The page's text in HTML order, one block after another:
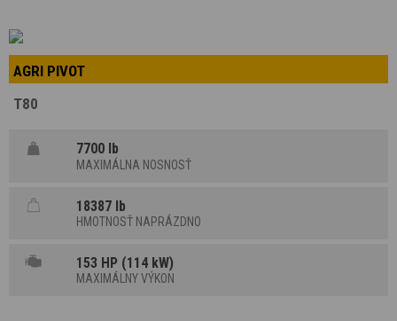
AGRI PIVOT
T80
7700 lb
MAXIMÁLNA NOSNOSŤ
18387 lb
HMOTNOSŤ NAPRÁZDNO
153 HP (114 kW)
MAXIMÁLNY VÝKON